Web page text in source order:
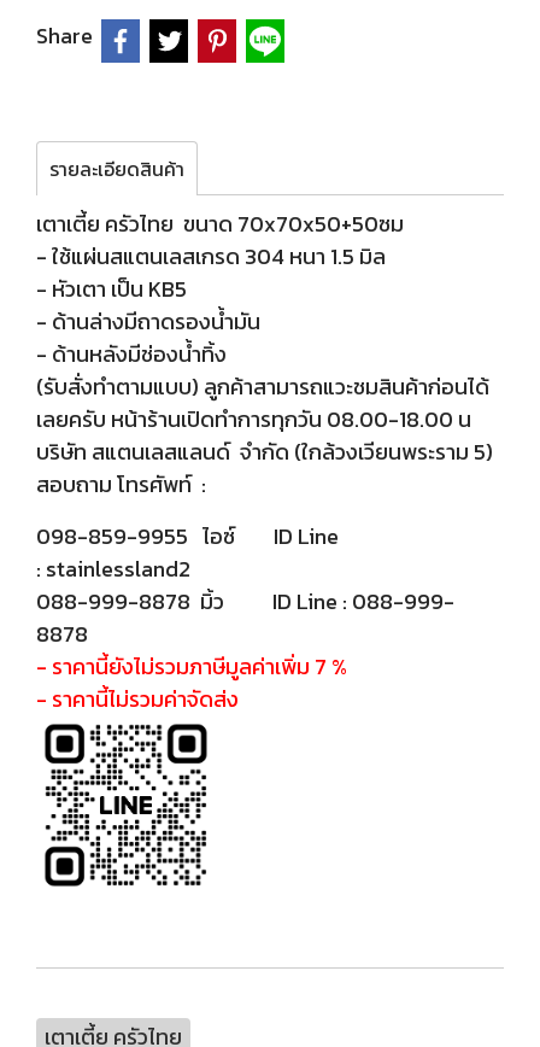
Share
รายละเอียดสินค้า
เตาเตี้ย ครัวไทย ขนาด 70x70x50+50ซม
- ใช้แผ่นสแตนเลสเกรด 304 หนา 1.5 มิล
- หัวเตา เป็น KB5
- ด้านล่างมีถาดรองน้ำมัน
- ด้านหลังมีช่องน้ำทิ้ง
(รับสั่งทำตามแบบ) ลูกค้าสามารถแวะชมสินค้าก่อนได้
เลยครับ หน้าร้านเปิดทำการทุกวัน 08.00-18.00 น
บริษัท สแตนเลสแลนด์ จำกัด (ใกล้วงเวียนพระราม 5)
สอบถาม โทรศัพท์ :
098-859-9955 ไอซ์ ID Line
: stainlessland2
088-999-8878 มิ้ว ID Line : 088-999-
8878
- ราคานี้ยังไม่รวมภาษีมูลค่าเพิ่ม 7 %
- ราคานี้ไม่รวมค่าจัดส่ง
เตาเตี้ย ครัวไทย